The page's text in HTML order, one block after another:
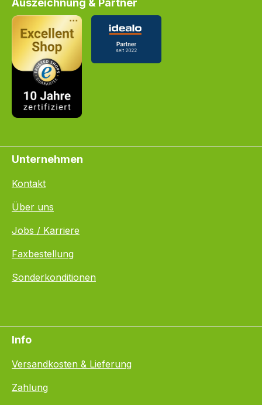
Auszeichnung & Partner
Unternehmen
Kontakt
Über uns
Jobs / Karriere
Faxbestellung
Sonderkonditionen
Info
Versandkosten & Lieferung
Zahlung